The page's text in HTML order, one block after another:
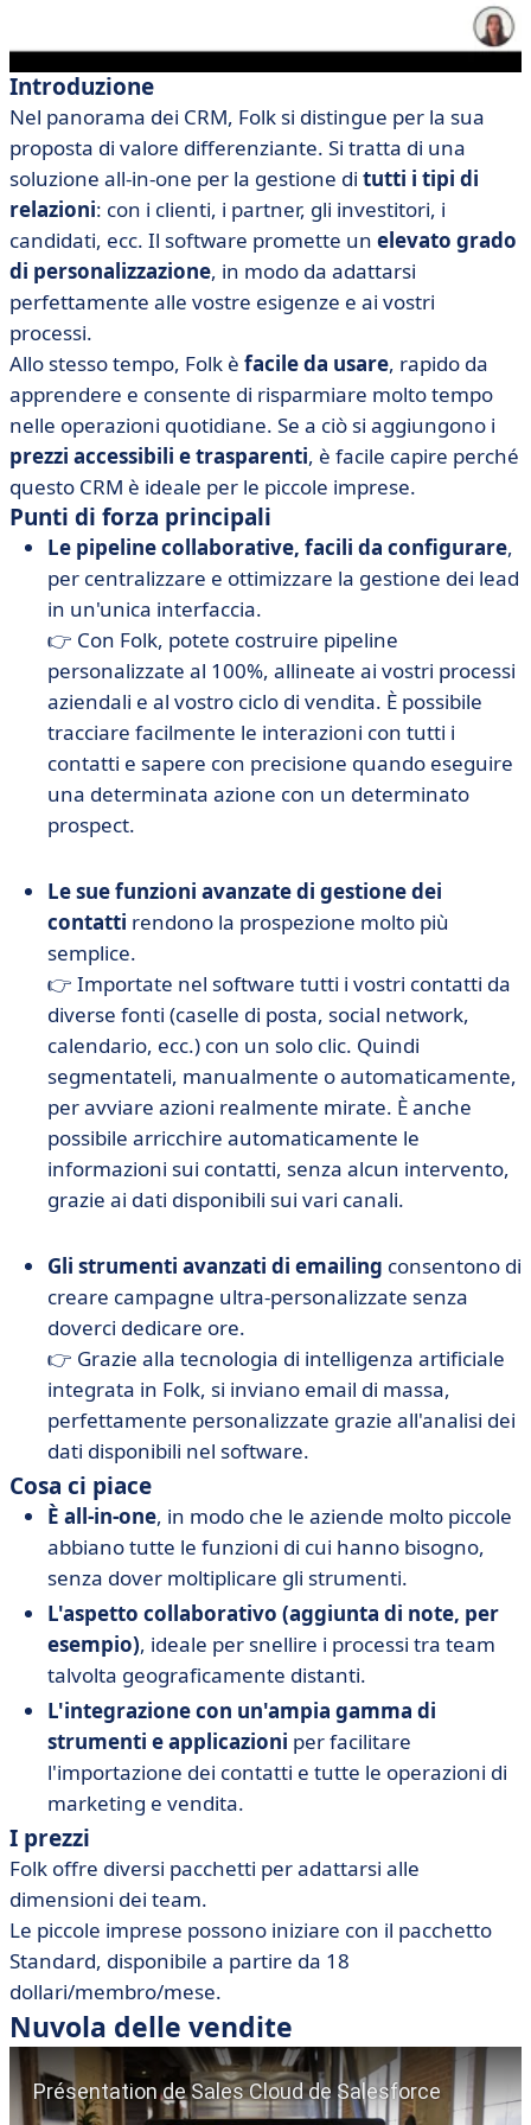
Introduzione
Nel panorama dei CRM, Folk si distingue per la sua
proposta di valore differenziante. Si tratta di una
soluzione all-in-one per la gestione di tutti i tipi di
relazioni: con i clienti, i partner, gli investitori, i
candidati, ecc. Il software promette un elevato grado
di personalizzazione, in modo da adattarsi
perfettamente alle vostre esigenze e ai vostri
processi.
Allo stesso tempo, Folk è facile da usare, rapido da
apprendere e consente di risparmiare molto tempo
nelle operazioni quotidiane. Se a ciò si aggiungono i
prezzi accessibili e trasparenti, è facile capire perché
questo CRM è ideale per le piccole imprese.
Punti di forza principali
Le pipeline collaborative, facili da configurare,
per centralizzare e ottimizzare la gestione dei lead
in un'unica interfaccia.
👉 Con Folk, potete costruire pipeline
personalizzate al 100%, allineate ai vostri processi
aziendali e al vostro ciclo di vendita. È possibile
tracciare facilmente le interazioni con tutti i
contatti e sapere con precisione quando eseguire
una determinata azione con un determinato
prospect.
Le sue funzioni avanzate di gestione dei
contatti rendono la prospezione molto più
semplice.
👉 Importate nel software tutti i vostri contatti da
diverse fonti (caselle di posta, social network,
calendario, ecc.) con un solo clic. Quindi
segmentateli, manualmente o automaticamente,
per avviare azioni realmente mirate. È anche
possibile arricchire automaticamente le
informazioni sui contatti, senza alcun intervento,
grazie ai dati disponibili sui vari canali.
Gli strumenti avanzati di emailing consentono di
creare campagne ultra-personalizzate senza
doverci dedicare ore.
👉 Grazie alla tecnologia di intelligenza artificiale
integrata in Folk, si inviano email di massa,
perfettamente personalizzate grazie all'analisi dei
dati disponibili nel software.
Cosa ci piace
È all-in-one, in modo che le aziende molto piccole
abbiano tutte le funzioni di cui hanno bisogno,
senza dover moltiplicare gli strumenti.
L'aspetto collaborativo (aggiunta di note, per
esempio), ideale per snellire i processi tra team
talvolta geograficamente distanti.
L'integrazione con un'ampia gamma di
strumenti e applicazioni per facilitare
l'importazione dei contatti e tutte le operazioni di
marketing e vendita.
I prezzi
Folk offre diversi pacchetti per adattarsi alle
dimensioni dei team.
Le piccole imprese possono iniziare con il pacchetto
Standard, disponibile a partire da 18
dollari/membro/mese.
Nuvola delle vendite